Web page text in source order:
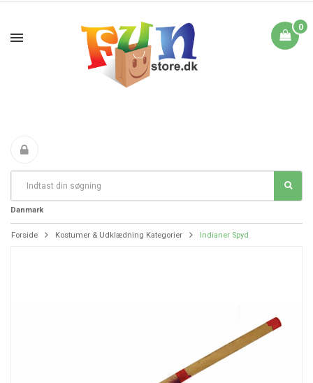
0
Fri Fragt fra 199 i
Danmark
DAG TIL DAG LEVERING
Forside Kostumer & Udklædning Kategorier Indianer Spyd